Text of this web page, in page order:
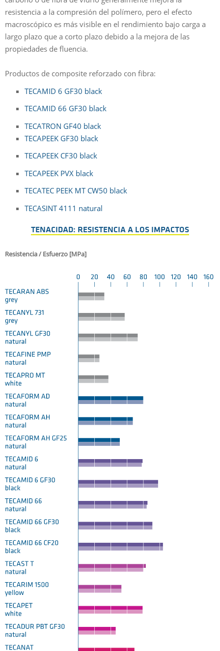
resistencia a la compresión del polímero, pero el efecto
macroscópico es más visible en el rendimiento bajo carga a
largo plazo que a corto plazo debido a la mejora de las
propiedades de fluencia.
Productos de composite reforzado con fibra:
TECAMID 6 GF30 black
TECAMID 66 GF30 black
TECATRON GF40 black
TECAPEEK GF30 black
TECAPEEK CF30 black
TECAPEEK PVX black
TECATEC PEEK MT CW50 black
TECASINT 4111 natural
TENACIDAD: RESISTENCIA A LOS IMPACTOS
Resistencia / Esfuerzo [MPa]